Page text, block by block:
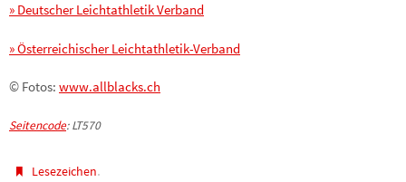
» Deutscher Leichtathletik Verband
» Österreichischer Leichtathletik-Verband
© Fotos: www.allblacks.ch
Seitencode: LT570
Lesezeichen.